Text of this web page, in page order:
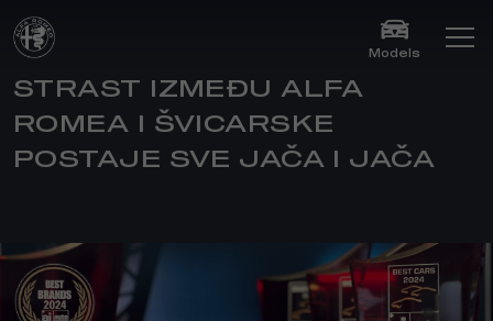
Models
STRAST IZMEĐU ALFA
ROMEA I ŠVICARSKE
POSTAJE SVE JAČA I JAČA